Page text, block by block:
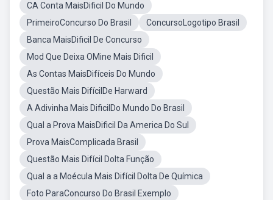
CA Conta MaisDificil Do Mundo
PrimeiroConcurso Do Brasil
ConcursoLogotipo Brasil
Banca MaisDificil De Concurso
Mod Que Deixa OMine Mais Dificil
As Contas MaisDifíceis Do Mundo
Questão Mais DifícilDe Harward
A Adivinha Mais DificilDo Mundo Do Brasil
Qual a Prova MaisDificil Da America Do Sul
Prova MaisComplicada Brasil
Questão Mais Difícil DoIta Função
Qual a a Moécula Mais Difícil DoIta De Química
Foto ParaConcurso Do Brasil Exemplo